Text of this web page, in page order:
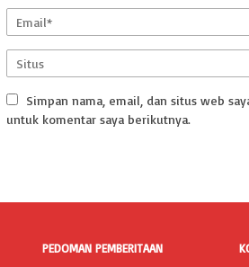
Simpan nama, email, dan situs web
untuk komentar saya berikutnya.
PEDOMAN PEMBERITAAN